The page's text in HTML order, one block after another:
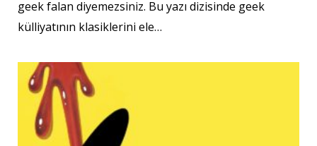
geek falan diyemezsiniz. Bu yazı dizisinde geek
külliyatının klasiklerini ele…